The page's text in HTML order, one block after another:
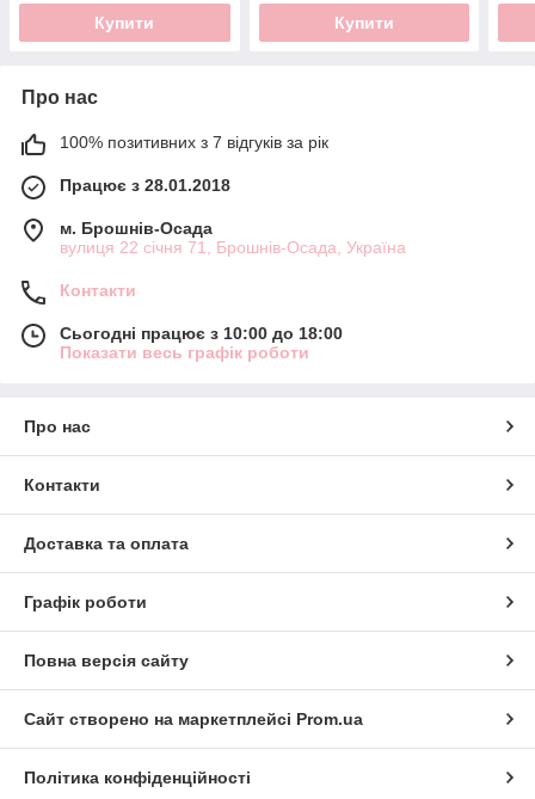
Купити Купити
Про нас
100% позитивних з 7 відгуків за рік
Працює з 28.01.2018
м. Брошнів-Осада
вулиця 22 січня 71, Брошнів-Осада, Україна
Контакти
Сьогодні працює з 10:00 до 18:00
Показати весь графік роботи
Про нас
Контакти
Доставка та оплата
Графік роботи
Повна версія сайту
Сайт створено на маркетплейсі Prom.ua
Політика конфіденційності